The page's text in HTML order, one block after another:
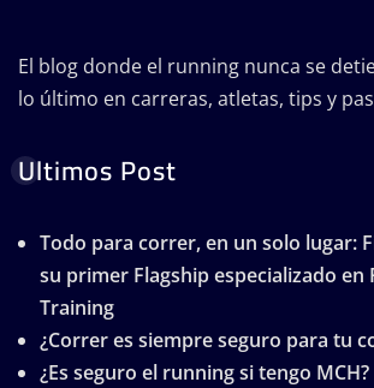
El blog donde el running nunca se
lo último en carreras, atletas, tips y
Ultimos Post
Todo para correr, en un solo lugar:
su primer Flagship especializado en
Training
¿Correr es siempre seguro para tu
¿Es seguro el running si tengo MCH?